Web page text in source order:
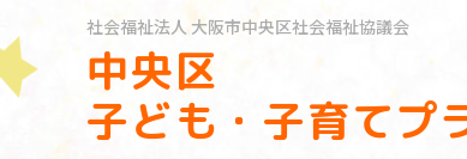
社会福祉法人大阪市中央区社会福祉協議会
中央区
子ども・子育てプ